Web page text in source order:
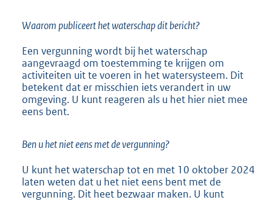
Waarom publiceert het waterschap dit bericht?
Een vergunning wordt bij het waterschap
aangevraagd om toestemming te krijgen om
activiteiten uit te voeren in het watersysteem. Dit
betekent dat er misschien iets verandert in uw
omgeving. U kunt reageren als u het hier niet mee
eens bent.
Ben u het niet eens met de vergunning?
U kunt het waterschap tot en met 10 oktober 2024
laten weten dat u het niet eens bent met de
vergunning. Dit heet bezwaar maken. U kunt